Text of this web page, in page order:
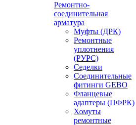
Ремонтно-
соединительная
арматура
Муфты (ДРК)
Ремонтные
уплотнения
(РУРС)
Седелки
Соединительные
фитинги GEBO
Фланцевые
адаптеры (ПФРК)
Хомуты
ремонтные